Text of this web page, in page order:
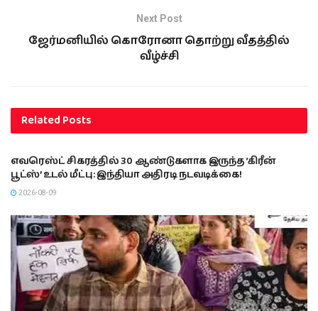
Next Post
ஜேர்மனியில் கொரோனா தொற்று வீதத்தில்
வீழ்ச்சி
RelatedPosts
இந்தியா
எவரெஸ்ட் சிகரத்தில் 30 ஆண்டுகளாக இருந்த ‘கிரீன்
பூட்ஸ்’ உடல் மீட்பு: இந்தியா அதிரடி நடவடிக்கை!
2026-08-09